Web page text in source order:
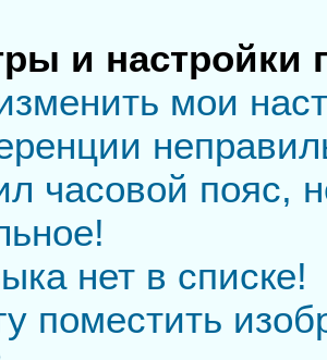
и настройки
мои
часовой пояс,
нет в списке!
поместить